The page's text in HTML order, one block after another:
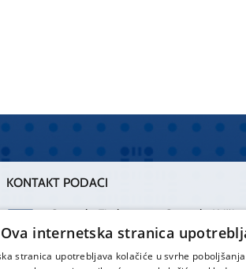
KONTAKT PODACI
Centrala Firule
021 556 111
Centrala
021 557 111
Ova internetska stranica
stranica upotrebljava kolačiće u svrhe